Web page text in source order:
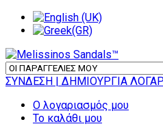
ΣΥΝΔΕΣΗ | ΔΗΜΙΟΥΡΓΙΑ
Ο λογαριασμός μου
Το καλάθι μου